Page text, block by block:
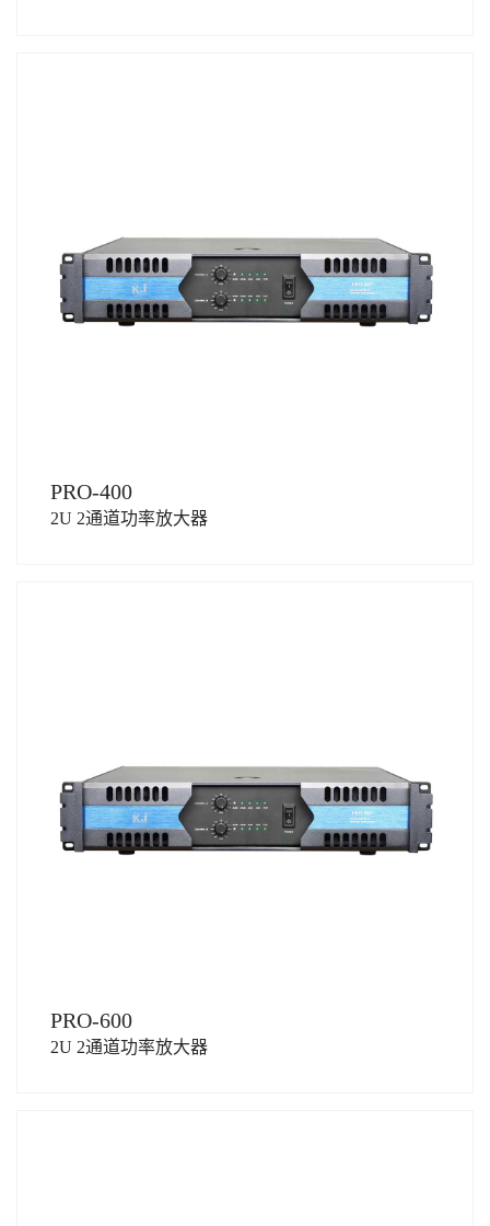
PRO-400
2U 2通道功率放大器
PRO-600
2U 2通道功率放大器